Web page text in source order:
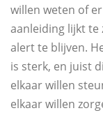
willen weten of
aanleiding lijkt te
alert te blijven.
is sterk, en juist
elkaar willen
elkaar willen